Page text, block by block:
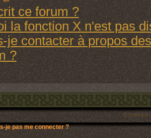
ce forum ?
la fonction X n'est pas
je contacter à propos
?
je pas me connecter ?